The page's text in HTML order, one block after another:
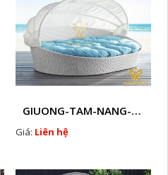
GIUONG-TAM-NANG-GIA-MAY-HTT - B77
Giá: Liên hệ